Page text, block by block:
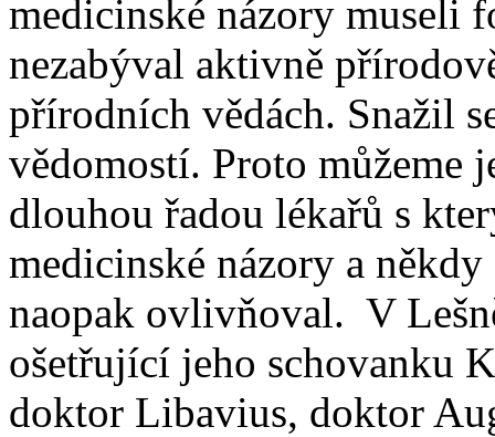
medicinské názory museli
nezabýval aktivně
přírodních vědách. Snažil
vědomostí. Proto můžeme
dlouhou řadou lékařů s
medicinské názory a
naopak ovlivňoval. V
ošetřující jeho schovanku
doktor Libavius, doktor